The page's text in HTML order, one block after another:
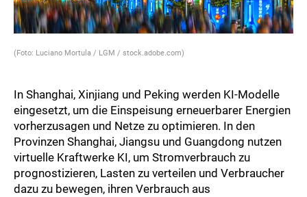
(Foto: Luciano Mortula / LGM / stock.adobe.com)
In Shanghai, Xinjiang und Peking werden KI-Modelle
eingesetzt, um die Einspeisung erneuerbarer Energien
vorherzusagen und Netze zu optimieren. In den
Provinzen Shanghai, Jiangsu und Guangdong nutzen
virtuelle Kraftwerke KI, um Stromverbrauch zu
prognostizieren, Lasten zu verteilen und Verbraucher
dazu zu bewegen, ihren Verbrauch aus